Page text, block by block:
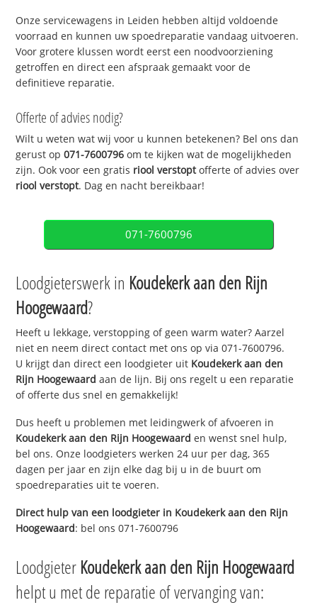
Onze servicewagens in Leiden hebben altijd voldoende
voorraad en kunnen uw spoedreparatie vandaag uitvoeren.
Voor grotere klussen wordt eerst een noodvoorziening
getroffen en direct een afspraak gemaakt voor de
definitieve reparatie.
Offerte of advies nodig?
Wilt u weten wat wij voor u kunnen betekenen? Bel ons dan
gerust op071-7600796 om te kijken wat de mogelijkheden
zijn. Ook voor een gratis riool verstoptofferte of advies over
riool verstopt. Dag en nacht bereikbaar!
071-7600796
Loodgieterswerk in Koudekerk aan den Rijn
Hoogewaard?
Heeft u lekkage, verstopping of geen warm water? Aarzel
niet en neem direct contact met ons op via 071-7600796.
U krijgt dan direct een loodgieter uit Koudekerk aan den
Rijn Hoogewaard aan de lijn. Bij ons regelt u een reparatie
of offerte dus snel en gemakkelijk!
Dus heeft u problemen met leidingwerk of afvoeren in
Koudekerk aan den Rijn Hoogewaard en wenst snel hulp,
bel ons. Onze loodgieters werken 24 uur per dag, 365
dagen per jaar en zijn elke dag bij u in de buurt om
spoedreparaties uit te voeren.
Direct hulp van een loodgieter in Koudekerk aan den Rijn
Hoogewaard: bel ons 071-7600796
Loodgieter Koudekerk aan den Rijn Hoogewaard
helpt u met de reparatie of vervanging van: